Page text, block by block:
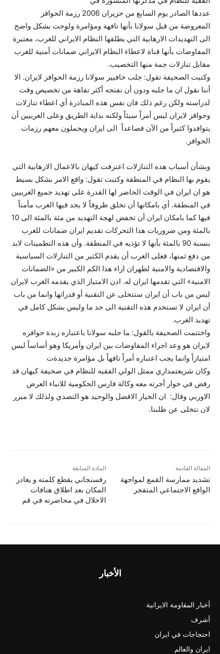
عددها الصادر يوم السابع من حزيران 2006 رزمة الحوافز
المعروضة من قبل سولانا بأنها تافهة ومؤامرة ولوحت بشكل واضح
الى التهديدات الارهابية التي يطلقها النظام الايراني للغرب، معتبرة
المفاوضات بأنها قناة لاعطاء النظام الايراني ضمانات أمنية للغرب
مقابل تنازلات جمة منها التخصيب.
وكتبت الصحيفة تقول: جلب خافيير سولانا رزمة الحوافز لايران. الا
أننا نقول ان ما جلبه ودون أن نفتحه أكثر تفاهة من تخصيص وقت
لدراسته ولكن رغم ذلك فان نفس هذه المبادرة أي اعطاء تنازلات
وحوافز لايران ليس أمراً سيئاً ولكنه بداية الطريق وعلى الغربيين أن
يتوافدوا كثيراً من الآن فصاعداً الى ايران ويحملون معهم رزمات
الحوافز.
وبشأن أسباب هذه التنازلات اعترفت كيهان بالاعمال الارهابية التي
يقوم بها النظام في المنطقة وكتبت تقول: واقع الامر بشكل بسيط
هو ان ايران في الوقت الحاضر لها القدرة على تهديد جميع الغربيين
في المنطقة. أي بامكانها أن تخلق ظروفاً لا يجد فيها الغرب مأمناً
فيها كما بامكان ايران أن تخفض لهجة التهديد من مئة بالمئة الى 10
بالمئة ومن ضروريات هذا التحركات تقديم ايران ضمانات للغرب
بنسبة 90 بالمئة بأنها لا تؤذيه في المنطقة. وأن هذه التطمينات لابد
من دفع ثمنها، فعلى الغرب أن يقدم الكثير من التنازلات السياسية
والاقتصادية والامنية لطهران ازاء هذا الكم الكبير من «الضمانات
الامنية» التي تقدمها ايران له. اذن الامتياز الذي يقدمه الغرب لايران
ليس من باب أن ايران ستتخلى عن التقنية أو قدراتها وانما من باب
أن ايران لا تستخدم هذه التقنية الى حد ما وليس بشكل كامل في
تهديد الغرب.
واختتمت الصحيفة بالقول: ما جلبه سولانا باعتباره زبدة حوافزه
لايران هو وعد اجراء المفاوضات بين ايران وأمريكا وهو أساساً ليس
امتيازاً وانما يجب اعتباره أمراً تافهاً بل مؤامرة جديدةت
وكان شريعتمداري ممثل الولي الفقيه للنظام في صحيفة كيهان قد
رفض في حوار أجرته معه وكالة فارس الحكومية للانباء العرض
الاوربي وقال: ان الخيار الافضل والوحيد هو التصدي ولذلك لا مبرر
لان نتخلى عن طلبنا.
المادة السابقة
رفسنجاني يقطع كلمته و يغادر
المكان بعد اطلاق هتافات
الاخلال في محاضرته في قم
المقالة القادمة
تشديد ممارسة القمع لمواجهة
الواقع الاجتماعي المتفجر
الأخبار
أخبار المقاومة الايرانية
أشرف
احتجاجات في ايران
ايران والعالم